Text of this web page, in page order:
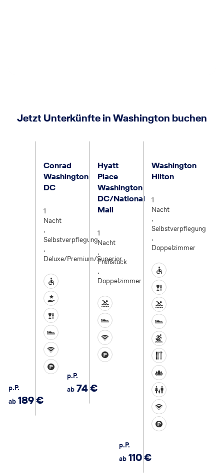
Jetzt Unterkünfte in Washington buchen
Conrad
Washington
DC
4.5
1
Nacht
.
Selbstverpflegung
.
Deluxe/Premium/Superior
Barrierefrei
Hotelmerkmale & Services
Essen & Trinken
Sport & Freizeit
Internet
Parkplatz
p.P.
ab 189€
Hyatt
Place
Washington
DC/National
Mall
31
Nacht
.
Frühstück
.
Doppelzimmer
Pool
Sport & Freizeit
Internet
Parkplatz
p.P.
ab 74€
Washington
Hilton
3.5
1
Nacht
.
Selbstverpflegung
.
Doppelzimmer
Barrierefrei
Essen & Trinken
Pool
Sport & Freizeit
Wassersport
Wintersport
Wellnessangebote
Familien
Internet
Parkplatz
p.P.
ab 110€